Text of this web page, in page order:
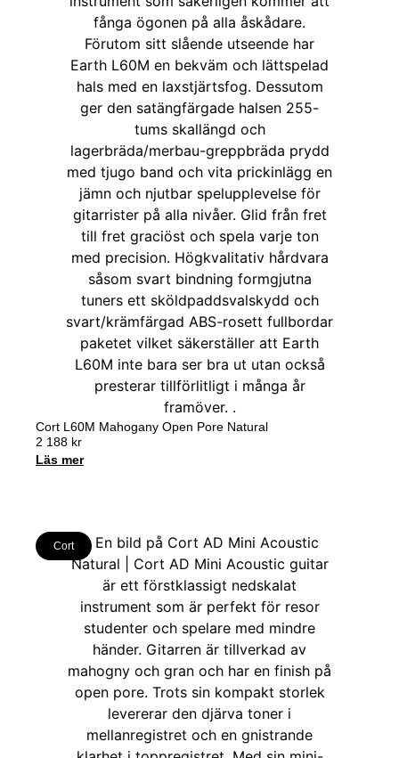
Cort L60M Mahogany Open Pore Natural
2 188 kr
Läs mer
Cort